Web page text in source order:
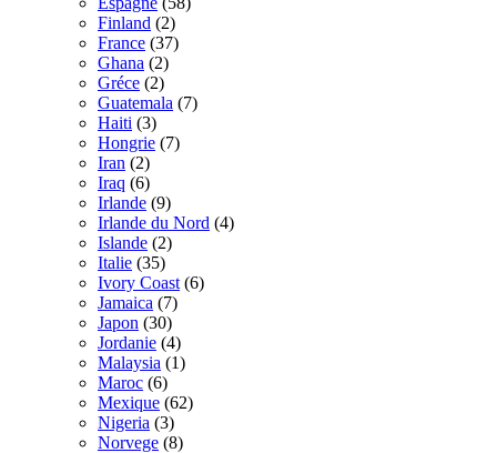
Finland (2)
France (37)
Ghana (2)
Gréce (2)
Guatemala (7)
Haiti (3)
Hongrie (7)
Iran (2)
Iraq (6)
Irlande (9)
Irlande du Nord (4)
Islande (2)
Italie (35)
Ivory Coast (6)
Jamaica (7)
Japon (30)
Jordanie (4)
Malaysia (1)
Maroc (6)
Mexique (62)
Nigeria (3)
Norvege (8)